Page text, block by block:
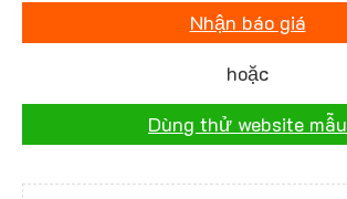
Nhận báo giá
hoặc
Dùng thử website mẫu